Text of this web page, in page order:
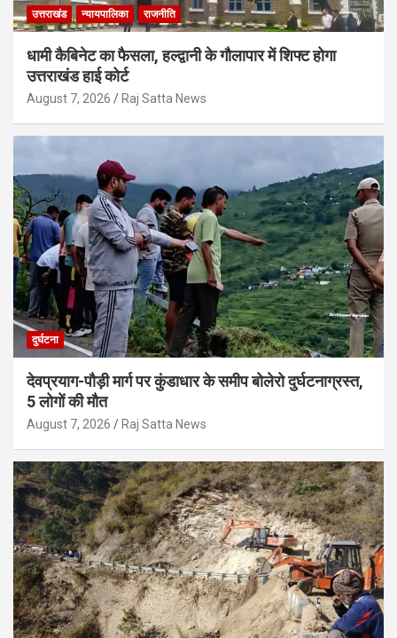
उत्तराखंड न्यायपालिका राजनीति
धामी कैबिनेट का फैसला, हल्द्वानी के गौलापार में शिफ्ट होगा
उत्तराखंड हाई कोर्ट
August 7, 2026 Raj Satta News
दुर्घटना
देवप्रयाग-पौड़ी मार्ग पर कुंडाधार के समीप बोलेरो दुर्घटनाग्रस्त,
5 लोगों की मौत
August 7, 2026 Raj Satta News